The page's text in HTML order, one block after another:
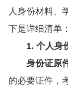
人身份材料、
下是详细清单：
1. 个人身
身份证原
的必要证件，